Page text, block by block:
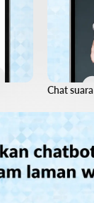
Chat suara